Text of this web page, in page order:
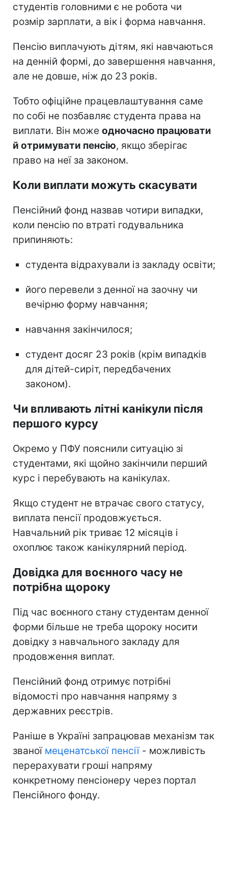
студентів головними є не робота чи
розмір зарплати, а вік і форма навчання.
Пенсію виплачують дітям, які навчаються
на денній формі, до завершення навчання,
але не довше, ніж до 23 років.
Тобто офіційне працевлаштування саме
по собі не позбавляє студента права на
виплати. Він може одночасно працювати
й отримувати пенсію, якщо зберігає
право на неї за законом.
Коли виплати можуть скасувати
Пенсійний фонд назвав чотири випадки,
коли пенсію по втраті годувальника
припиняють:
студента відрахували із закладу освіти;
його перевели з денної на заочну чи
вечірню форму навчання;
навчання закінчилося;
студент досяг 23 років (крім випадків
для дітей-сиріт, передбачених
законом).
Чи впливають літні канікули після
першого курсу
Окремо у ПФУ пояснили ситуацію зі
студентами, які щойно закінчили перший
курс і перебувають на канікулах.
Якщо студент не втрачає свого статусу,
виплата пенсії продовжується.
Навчальний рік триває 12 місяців і
охоплює також канікулярний період.
Довідка для воєнного часу не
потрібна щороку
Під час воєнного стану студентам денної
форми більше не треба щороку носити
довідку з навчального закладу для
продовження виплат.
Пенсійний фонд отримує потрібні
відомості про навчання напряму з
державних реєстрів.
Раніше в Україні запрацював механізм так
званої меценатської пенсії- можливість
перерахувати гроші напряму
конкретному пенсіонеру через портал
Пенсійного фонду.